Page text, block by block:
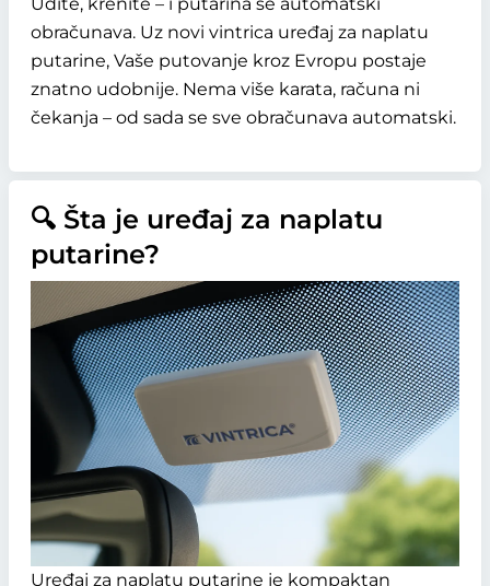
obračunava. Uz novi vintrica uređaj za naplatu
putarine, Vaše putovanje kroz Evropu postaje
znatno udobnije. Nema više karata, računa ni
čekanja – od sada se sve obračunava automatski.
🔍 Šta je uređaj za naplatu
putarine?
Uređaj za naplatu putarine je kompaktan